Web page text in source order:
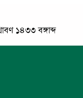
১৪৩৩ বঙ্গাব্দ